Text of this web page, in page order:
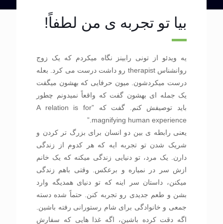
بیا تو تجربه ی من لطفاً!
یه ویدئو از تونی رابینز نگاه میکردم که یک زوج
روانشناس therapist رو داشت درست می کرد. بعله
درست میکردشون. میون حرفایی که بهشون میگفت
یک جمله ای بهشون گفت که واقعاً نمیدونم چطور
باید توصیفش کنم. گفت که ”A relation is for
magnifying human experience.”
یعنی رابطه ی بین دو انسان برای بزرگ تر کردن و
شریک شدن تو تجربه ایه که هر کدوم از زندگی
دارن. یک مرد، تو دنیایی زندگی میکنه که یک خانم
ازش سر در نمیاره و برعکس. وقتی باهم زندگی
میکنن، داستان سر اینه که تو دنیای همدیگه وارد
بشن و طعم جدیدی رو تجربه کنن. حتماً شده دسته
جمعی و خانوادگی برای شام رستورانی رفته باشین.
اگه دقت کرده باشین، اگه غذا هایی که سفارش